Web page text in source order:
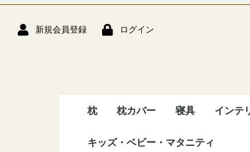
新規会員登録 ログイン
枕
枕
抱かれ枕
子供用枕
腰枕・脚枕
枕カバー
枕カバー
抱かれ枕カバー
子供用抱かれ枕カバー
寝具
敷き寝具
掛け寝具
シーツ・布団カバー
セット布団
インテ
キッズ・ベビー・マタニティ